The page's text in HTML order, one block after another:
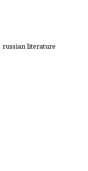
russian literature